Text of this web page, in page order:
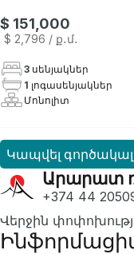
$ 151,000
$ 2,796 / ք․մ․
3 սենյակներ
1 լոգասենյակներ
Մոնոլիտ
Կապվել
Արարատ
+374 44
Վերջին